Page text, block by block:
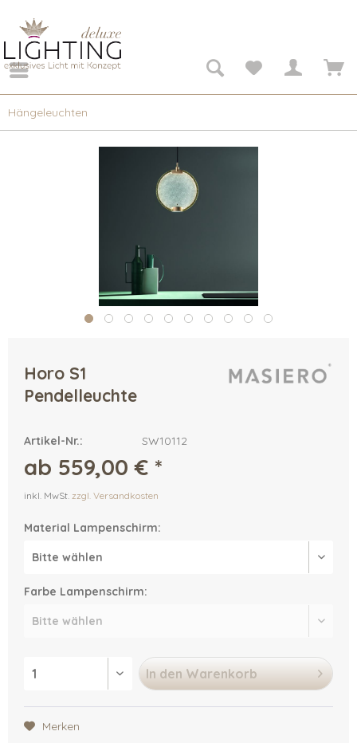
Hängeleuchten
Horo S1
Pendelleuchte
Artikel-Nr.: SW10112
ab 559,00 € *
inkl. MwSt. zzgl. Versandkosten
Material Lampenschirm:
Farbe Lampenschirm:
In den Warenkorb
Merken